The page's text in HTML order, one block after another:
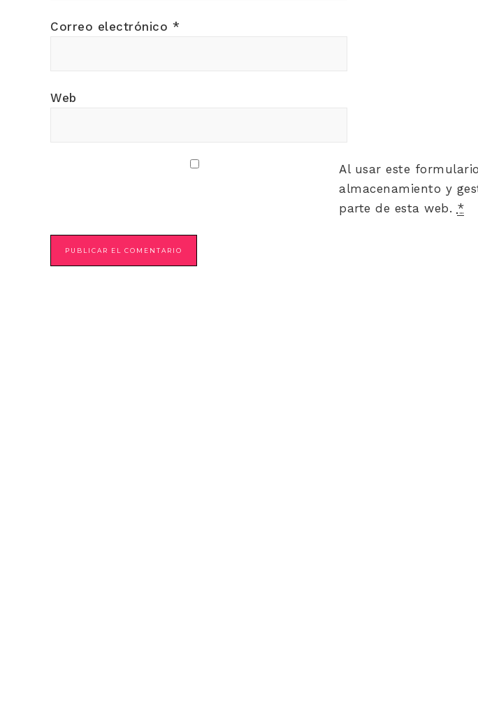
Correo electrónico *
Web
Al usar este
almacenamiento y
parte de esta web. *